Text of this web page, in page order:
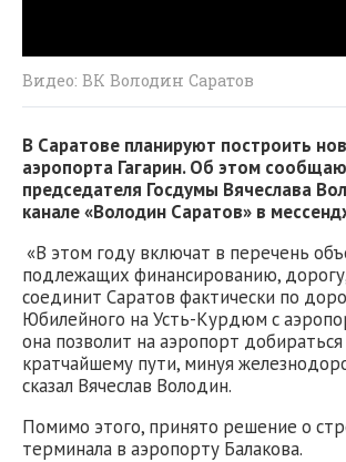
Видео: ВК Володин Саратов
В Саратове планируют построить
аэропорта Гагарин. Об этом
председателя Госдумы Вячеслава
канале «Володин Саратов» в
«В этом году включат в перечень
подлежащих финансированию,
соединит Саратов фактически по
Юбилейного на Усть-Курдюм с
она позволит на аэропорт
кратчайшему пути, минуя
сказал Вячеслав Володин.
Помимо этого, принято решение о
терминала в аэропорту Балакова.